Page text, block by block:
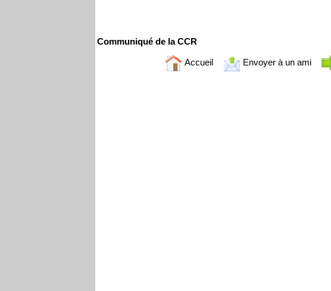
Communiqué de la CCR
Accueil Envoyer à un ami